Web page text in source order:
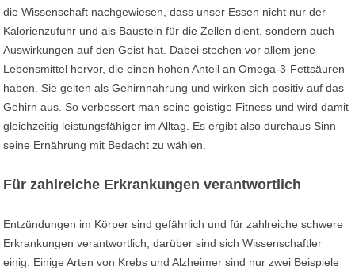
die Wissenschaft nachgewiesen, dass unser Essen nicht nur der
Kalorienzufuhr und als Baustein für die Zellen dient, sondern auch
Auswirkungen auf den Geist hat. Dabei stechen vor allem jene
Lebensmittel hervor, die einen hohen Anteil an Omega-3-Fettsäuren
haben. Sie gelten als Gehirnnahrung und wirken sich positiv auf das
Gehirn aus. So verbessert man seine geistige Fitness und wird damit
gleichzeitig leistungsfähiger im Alltag. Es ergibt also durchaus Sinn
seine Ernährung mit Bedacht zu wählen.
Für zahlreiche Erkrankungen verantwortlich
Entzündungen im Körper sind gefährlich und für zahlreiche schwere
Erkrankungen verantwortlich, darüber sind sich Wissenschaftler
einig. Einige Arten von Krebs und Alzheimer sind nur zwei Beispiele